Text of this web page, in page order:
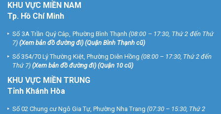
KHU VỰC MIỀN NAM
Tp. Hồ Chí Minh
Số 3A Trần Quý Cáp, Phường Bình Thạnh (08:00 – 17:30, Thứ 2 đến Thứ
7) (Xem bản đồ đường đi) (Quận Bình Thạnh cũ)
Số 354/70 Lý Thường Kiệt, Phường Diên Hồng (08:00 – 17:30, Thứ 2 đến
Thứ 7) (Xem bản đồ đường đi) (Quận 10 cũ)
KHU VỰC MIỀN TRUNG
Tỉnh Khánh Hòa
Số 02 Chung cư Ngô Gia Tự, Phường Nha Trang (07:30 – 15:30, Thứ 2